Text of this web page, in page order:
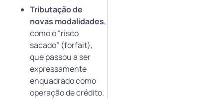
Tributação de
novas modalidades,
como o “risco
sacado” (forfait),
que passou a ser
expressamente
enquadrado como
operação de crédito.